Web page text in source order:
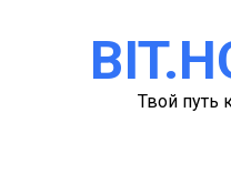
Твой путь